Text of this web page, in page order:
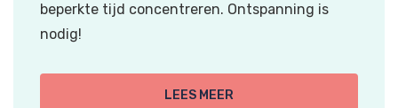
beperkte tijd concentreren. Ontspanning is
nodig!
LEES MEER